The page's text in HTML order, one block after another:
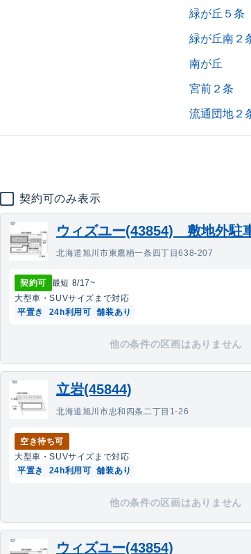
緑が丘５条
緑が丘南２
南が丘
宮前２条
流通団地２
契約可のみ表示
ウィズユー(43854) 敷地外駐
北海道旭川市東鷹栖一条四丁目638-207
契約可 最短 8/17~
大型車・SUVサイズまで対応
平置き
24h利用可 舗装あり
他の条件の区画はありません
立岩(45844)
北海道旭川市忠和四条二丁目1-26
空き待ち可
大型車・SUVサイズまで対応
平置き
24h利用可 舗装あり
他の条件の区画はありません
ウィズユー(43854)